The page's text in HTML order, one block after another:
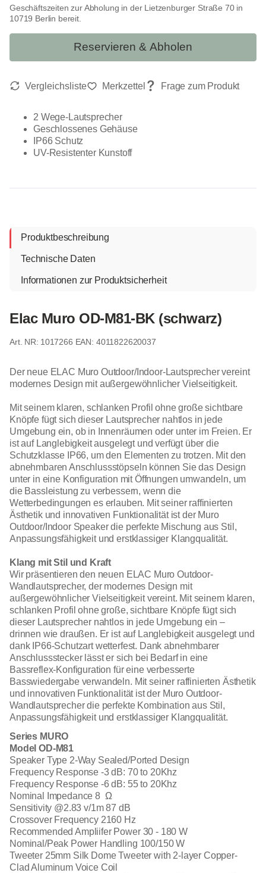
2 Wege-Lautsprecher
Geschlossenes Gehäuse
IP66 Schutz
UV-Resistenter Kunstoff
Geschäftszeiten zur Abholung in der Lietzenburger Straße 70 in
10719 Berlin bereit.
Reservieren & Abholen
Produktbeschreibung
Technische Daten
Informationen zur Produktsicherheit
Elac Muro OD-M81-BK (schwarz)
1017266 EAN: 4011822620037
Der neue ELAC Muro Outdoor/Indoor-Lautsprecher vereint
modernes Design mit außergewöhnlicher Vielseitigkeit.
Mit seinem klaren, schlanken Profil ohne große sichtbare
Knöpfe fügt sich dieser Lautsprecher nahtlos in jede
Umgebung ein, ob in Innenräumen oder unter im Freien. Er
ist auf Langlebigkeit ausgelegt und verfügt über die
Schutzklasse IP66, um den Elementen zu trotzen. Mit den
abnehmbaren Anschlussstöpseln können Sie das Design
unter in eine Konfiguration mit Öffnungen umwandeln, um
die Bassleistung zu verbessern, wenn die
Wetterbedingungen es erlauben. Mit seiner raffinierten
Ästhetik und innovativen Funktionalität ist der Muro
Outdoor/Indoor Speaker die perfekte Mischung aus Stil,
Anpassungsfähigkeit und erstklassiger Klangqualität.
Klang mit Stil und Kraft
Wir präsentieren den neuen ELAC Muro Outdoor-
Wandlautsprecher, der modernes Design mit
außergewöhnlicher Vielseitigkeit vereint. Mit seinem klaren,
schlanken Profil ohne große, sichtbare Knöpfe fügt sich
dieser Lautsprecher nahtlos in jede Umgebung ein –
drinnen wie draußen. Er ist auf Langlebigkeit ausgelegt und
dank IP66-Schutzart wetterfest. Dank abnehmbarer
Anschlussstecker lässt er sich bei Bedarf in eine
Bassreflex-Konfiguration für eine verbesserte
Basswiedergabe verwandeln. Mit seiner raffinierten Ästhetik
und innovativen Funktionalität ist der Muro Outdoor-
Wandlautsprecher die perfekte Kombination aus Stil,
Anpassungsfähigkeit und erstklassiger Klangqualität.
Series MURO
Model OD-M81
Speaker Type 2-Way Sealed/Ported Design
Frequency Response -3 dB: 70 to 20Khz
Frequency Response -6 dB: 55 to 20Khz
Nominal Impedance 8 Ω
Sensitivity @2.83 v/1m 87 dB
Crossover Frequency 2160 Hz
Recommended Ampliifer Power 30 - 180 W
Nominal/Peak Power Handling 100/150 W
Tweeter 25mm Silk Dome Tweeter with 2-layer Copper-
Clad Aluminum Voice Coil